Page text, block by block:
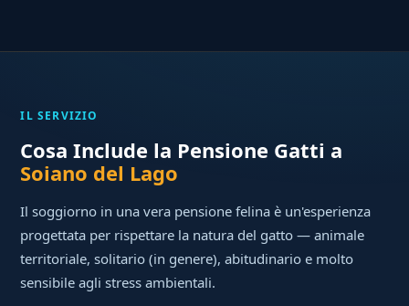
IL SERVIZIO
Cosa Include la Pensione Gatti a
Soiano del Lago
Il soggiorno in una vera pensione felina è un'esperienza
progettata per rispettare la natura del gatto — animale
territoriale, solitario (in genere), abitudinario e molto
sensibile agli stress ambientali.